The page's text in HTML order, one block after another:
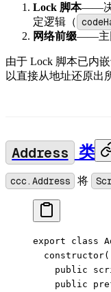
Lock 脚本——决
定逻辑（
网络前缀——主
由于 Lock 脚本已内
以直接从地址还原出
Address 类
ccc.Address 将
export class
  constructor
(
    public
    public